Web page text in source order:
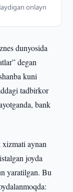
onlayn
dunyosida
degan
kuni
tadbirkor
bank
aynan
joyda
yaratilgan. Bu